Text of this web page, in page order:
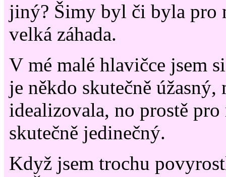
jiný? Šimy byl či byla pro
velká záhada.
V mé malé hlavičce jsem
je někdo skutečně úžasný,
idealizovala, no prostě
skutečně jedinečný.
Když jsem trochu